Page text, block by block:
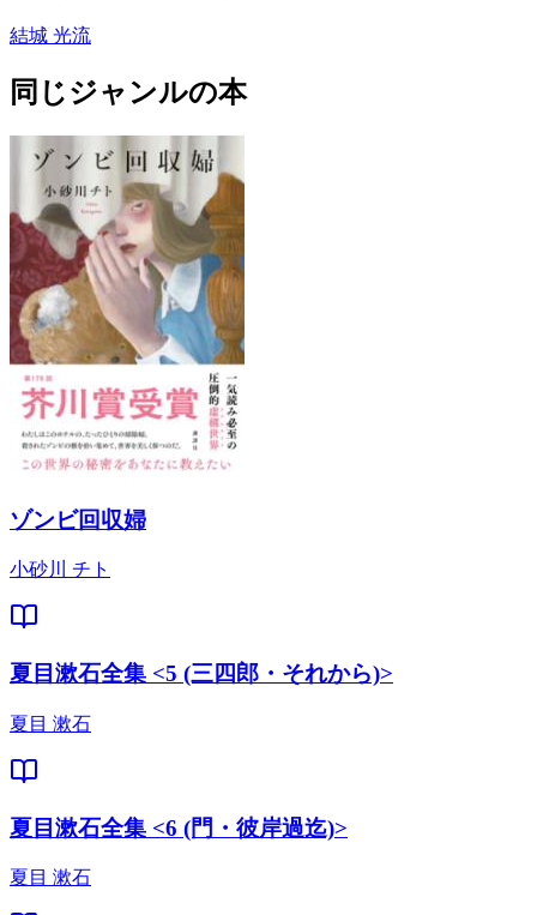
結城 光流
同じジャンルの本
ゾンビ回収婦
小砂川 チト
夏目漱石全集 <5 (三四郎・それから)>
夏目 漱石
夏目漱石全集 <6 (門・彼岸過迄)>
夏目 漱石